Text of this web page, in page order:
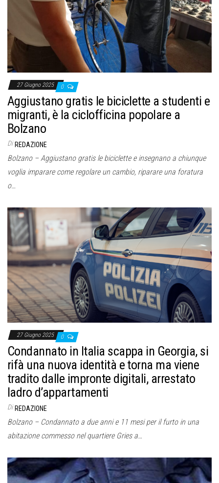
n
e
27 Giugno 2025 0
Aggiustano gratis le biciclette a studenti e
migranti, è la ciclofficina popolare a
Bolzano
Di REDAZIONE
Bolzano – Aggiustano gratis le biciclette e insegnano a chiunque
voglia imparare come regolare un cambio, riparare una foratura
o…
27 Giugno 2025 0
Condannato in Italia scappa in Georgia, si
rifà una nuova identità e torna ma viene
tradito dalle impronte digitali, arrestato
ladro d’appartamenti
Di REDAZIONE
Bolzano – Condannato a due anni e 11 mesi per il furto in una
abitazione commesso nel quartiere Gries a…